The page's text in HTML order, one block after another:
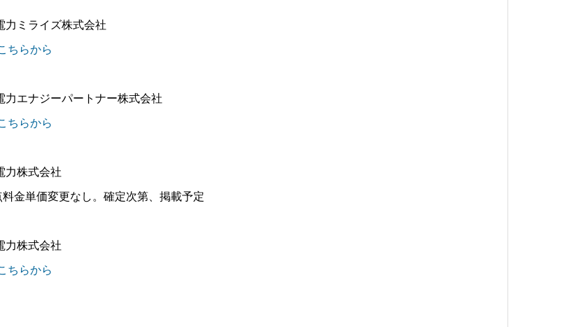
力ミライズ株式会社
ちらから
力エナジーパートナー株式会社
ちらから
力株式会社
金単価変更なし。確定次第、掲載予定
力株式会社
ちらから